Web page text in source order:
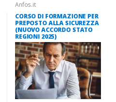
Anfos.it
CORSO DI FORMAZIONE PER
PREPOSTO ALLA SICUREZZA
(NUOVO ACCORDO STATO
REGIONI 2025)